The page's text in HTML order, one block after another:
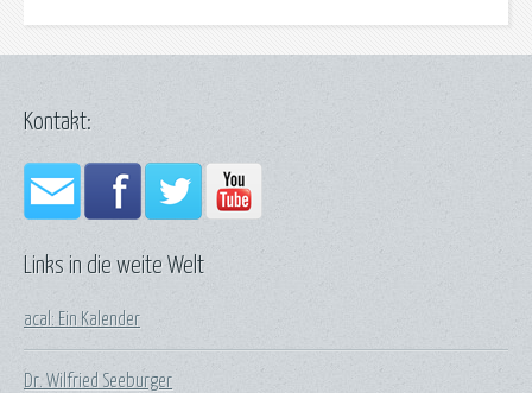
Links in die weite Welt
acal: Ein Kalender
Dr. Wilfried Seeburger
Kontakt: